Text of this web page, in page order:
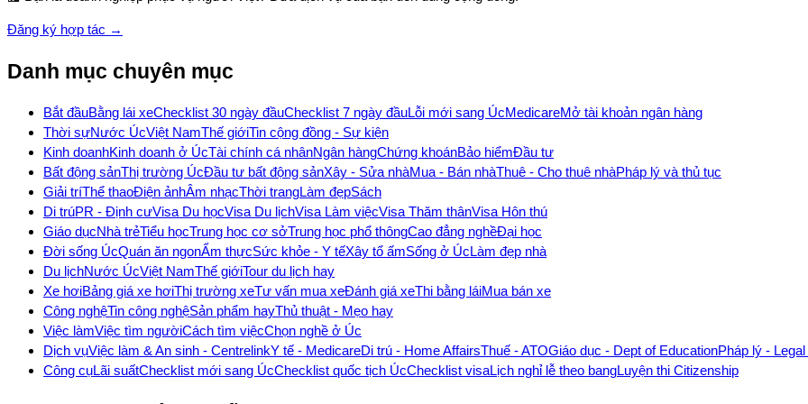
Đăng ký hợp tác →
Danh mục chuyên mục
Bắt đầuBằng lái xeChecklist 30 ngày đầuChecklist 7 ngày đầuLỗi mới sang ÚcMedicareMở tài khoản ngân hàng
Thời sựNước ÚcViệt NamThế giớiTin cộng đồng - Sự kiện
Kinh doanhKinh doanh ở ÚcTài chính cá nhânNgân hàngChứng khoánBảo hiểmĐầu tư
Bất động sảnThị trường ÚcĐầu tư bất động sảnXây - Sửa nhàMua - Bán nhàThuê - Cho thuê nhàPháp lý và thủ tục
Giải tríThể thaoĐiện ảnhÂm nhạcThời trangLàm đẹpSách
Di trúPR - Định cưVisa Du họcVisa Du lịchVisa Làm việcVisa Thăm thânVisa Hôn thú
Giáo dụcNhà trẻTiểu họcTrung học cơ sởTrung học phổ thôngCao đẳng nghềĐại học
Đời sống ÚcQuán ăn ngonẨm thựcSức khỏe - Y tếXây tổ ấmSống ở ÚcLàm đẹp nhà
Du lịchNước ÚcViệt NamThế giớiTour du lịch hay
Xe hơiBảng giá xe hơiThị trường xeTư vấn mua xeĐánh giá xeThi bằng láiMua bán xe
Công nghệTin công nghệSản phẩm hayThủ thuật - Mẹo hay
Việc làmViệc tìm ngườiCách tìm việcChọn nghề ở Úc
Dịch vụViệc làm & An sinh - CentrelinkY tế - MedicareDi trú - Home AffairsThuế - ATOGiáo dục - Dept of EducationPháp lý - Legal
Công cụLãi suấtChecklist mới sang ÚcChecklist quốc tịch ÚcChecklist visaLịch nghỉ lễ theo bangLuyện thi Citizenship